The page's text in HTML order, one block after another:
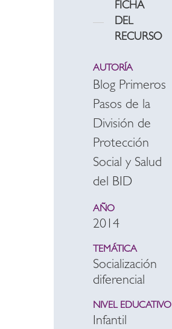
FICHA
DEL
RECURSO
AUTORÍA
Blog Primeros
Pasos de la
División de
Protección
Social y Salud
del BID
AÑO
2014
TEMÁTICA
Socialización
diferencial
NIVEL EDUCATIVO
Infantil